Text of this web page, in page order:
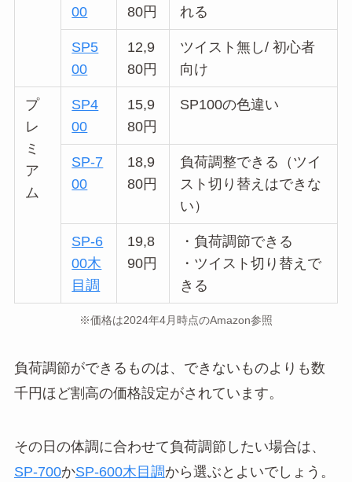
00
80円
れる
SP5
00
12,9
80円
ツイスト無し/ 初心者
向け
プ
レ
ミ
ア
ム
SP4
00
15,9
80円
SP100の色違い
SP-7
00
18,9
80円
負荷調整できる（ツイ
スト切り替えはできな
い）
SP-6
00木
目調
19,8
90円
・負荷調節できる
・ツイスト切り替えで
きる
※価格は2024年4月時点のAmazon参照
負荷調節ができるものは、できないものよりも数
千円ほど割高の価格設定がされています。
その日の体調に合わせて負荷調節したい場合は、
SP-700かSP-600木目調 から選ぶとよいでしょう。